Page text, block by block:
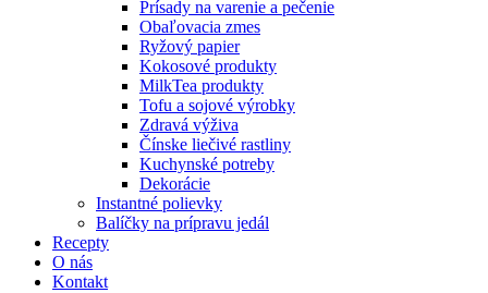
Prísady na varenie a pečenie
Obaľovacia zmes
Ryžový papier
Kokosové produkty
MilkTea produkty
Tofu a sojové výrobky
Zdravá výživa
Čínske liečivé rastliny
Kuchynské potreby
Dekorácie
Instantné polievky
Balíčky na prípravu jedál
Recepty
O nás
Kontakt